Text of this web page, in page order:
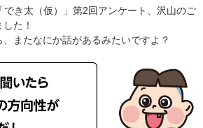
でき太（仮）」第2回アンケート、沢山のご
た！
またなにか話があるみたいですよ？